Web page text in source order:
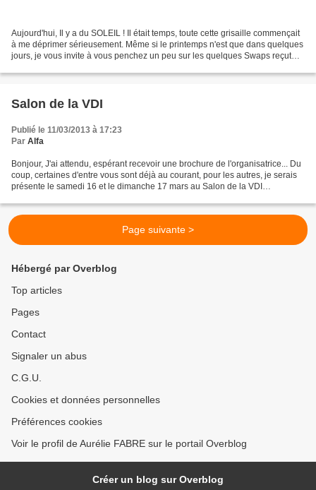
Aujourd'hui, Il y a du SOLEIL ! Il était temps, toute cette grisaille commençait
à me déprimer sérieusement. Même si le printemps n'est que dans quelques
jours, je vous invite à vous penchez un peu sur les quelques Swaps reçut
Salon de la VDI
Publié le 11/03/2013 à 17:23
Par Alfa
Bonjour, J'ai attendu, espérant recevoir une brochure de l'organisatrice... Du
coup, certaines d'entre vous sont déjà au courant, pour les autres, je serais
présente le samedi 16 et le dimanche 17 mars au Salon de la VDI
Page suivante >
Hébergé par Overblog
Top articles
Pages
Contact
Signaler un abus
C.G.U.
Cookies et données personnelles
Préférences cookies
Voir le profil de Aurélie FABRE sur le portail Overblog
Créer un blog sur Overblog